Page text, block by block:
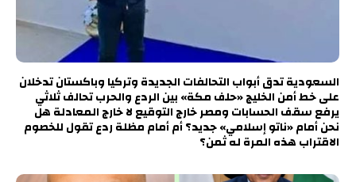
السعودية تدق أبواب التحالفات الجديدة وتركيا وباكستان تدخلان
على خط أمن الخليج «حلف مكة» بين الردع والحرب تحالف ثلاثي
يرفع سقف الحسابات ومصر خارج التوقيع لا خارج المعادلة هل
نحن أمام «ناتو إسلامي» جديد؟ أم أمام مظلة ردع تقول للخصوم
الاقتراب هذه المرة له ثمن؟